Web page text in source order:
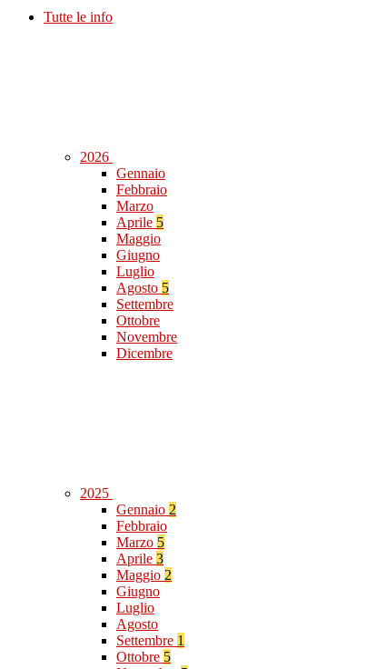
Tutte le info
2026
Gennaio
Febbraio
Marzo
Aprile 5
Maggio
Giugno
Luglio
Agosto 5
Settembre
Ottobre
Novembre
Dicembre
2025
Gennaio 2
Febbraio
Marzo 5
Aprile 3
Maggio 2
Giugno
Luglio
Agosto
Settembre 1
Ottobre 5